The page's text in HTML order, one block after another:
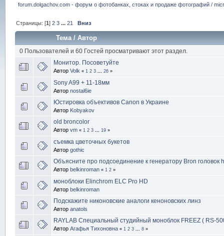
forum.dolgachov.com - форум о фотобанках, стоках и продаже фотографий /
Страницы: [1]2 3 ...21 Вниз
Тема/ Автор
0 Пользователей и 60 Гостей просматривают этот раздел.
Монитор. Посоветуйте
Автор Volk « 1 2 3 26»
Sony A99 + 11-18мм
Автор nostal6ie
Юстировка объективов Canon в Украине
Автор Kobyakov
old broncolor
Автор vm « 1 2 3 19»
съемка цветочных букетов
Автор gothic
Объясните про подсоединение к генератору Bron головок
Автор belkinroman « 1 2»
моноблоки Elinchrom ELC Pro HD
Автор belkinroman
Подскажите никоновские аналоги кеноновских линз
Автор anatols
RAYLAB Специальный студийный моноблок FREEZ ( RS-
Автор Агафья Тихоновна « 1 2 3 8»